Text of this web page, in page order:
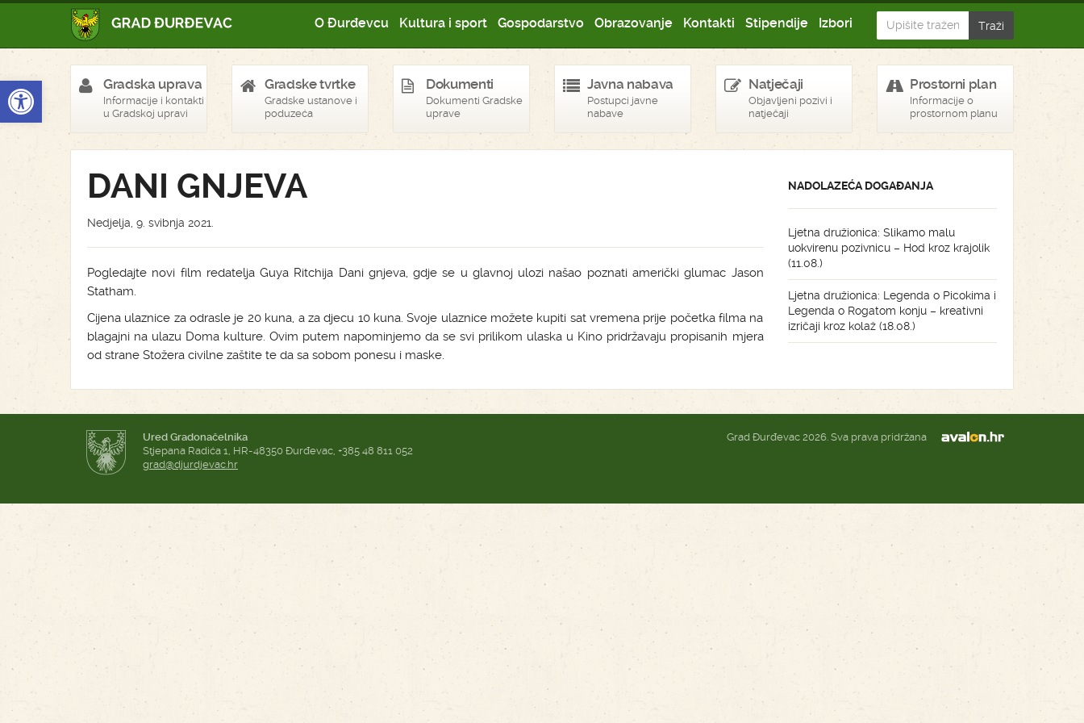
Open toolbar
O Đurđevcu Kultura i sport Gospodarstvo Obrazovanje Kontakti Stipendije Izbori
Gradska uprava
Informacije i kontakti
u Gradskoj upravi
Gradske tvrtke
Gradske ustanove i
poduzeća
Dokumenti
Dokumenti Gradske
uprave
Javna nabava
Postupci javne
nabave
Natječaji
Objavljeni pozivi i
natječaji
Prostorni plan
Informacije o
prostornom planu
DANI GNJEVA
Nedjelja, 9. svibnja 2021.
Pogledajte novi film redatelja Guya Ritchija Dani gnjeva, gdje se u glavnoj ulozi našao poznati američki glumac Jason
Statham.
Cijena ulaznice za odrasle je 20 kuna, a za djecu 10 kuna. Svoje ulaznice možete kupiti sat vremena prije početka filma na
blagajni na ulazu Doma kulture. Ovim putem napominjemo da se svi prilikom ulaska u Kino pridržavaju propisanih mjera
od strane Stožera civilne zaštite te da sa sobom ponesu i maske.
NADOLAZEĆA DOGAĐANJA
Ljetna družionica: Slikamo malu
uokvirenu pozivnicu – Hod kroz krajolik
(11.08.)
Ljetna družionica: Legenda o Picokima i
Legenda o Rogatom konju – kreativni
izričaji kroz kolaž (18.08.)
Ured Gradonačelnika
Stjepana Radića 1, HR-48350 Đurđevac, +385 48 811 052
grad@djurdjevac.hr
Grad Đurđevac 2026. Sva prava pridržana